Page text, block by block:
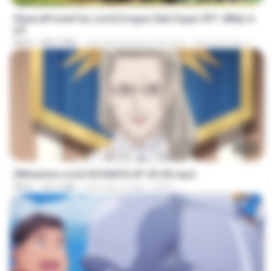
[SpacePowerFan.com] Dragon Ball Super EP1 480p.m
208.3 MB cách đây khoảng một năm AnimezToon.com
[Witanime.com] SDONATA EP 05 HD.mp4
MP4 181.2 MB